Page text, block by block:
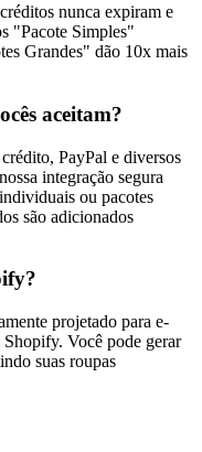
nunca expiram e
"Pacote Simples"
Grandes" dão 10x mais
aceitam?
PayPal e diversos
integração segura
ou pacotes
são adicionados
projetado para e-
Você pode gerar
suas roupas